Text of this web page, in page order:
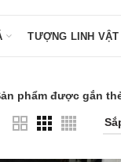
TƯỢNG LINH VẬT
phẩm được gắn